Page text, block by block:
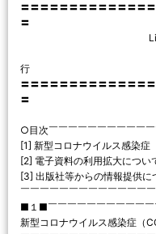
〓〓〓〓〓〓〓〓〓〓〓〓〓
〓
Library
第２３０
行
〓〓〓〓〓〓〓〓〓〓〓〓〓
〓
○目次￣￣￣￣￣￣￣￣￣￣
[1] 新型コロナウイルス感染症
[2] 電子資料の利用拡大につい
[3] 出版社等からの情報提供に
￣￣￣￣￣￣￣￣￣￣￣￣￣
■１■￣￣￣￣￣￣￣￣￣￣￣
新型コロナウイルス感染症（